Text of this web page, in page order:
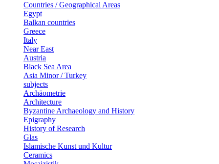
Countries / Geographical Areas
Egypt
Balkan countries
Greece
Italy
Near East
Austria
Black Sea Area
Asia Minor / Turkey
subjects
Archäometrie
Architecture
Byzantine Archaeology and History
Epigraphy
History of Research
Glas
Islamische Kunst und Kultur
Ceramics